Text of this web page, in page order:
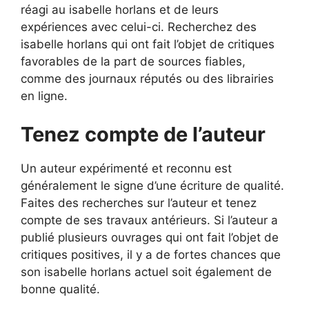
réagi au isabelle horlans et de leurs
expériences avec celui-ci. Recherchez des
isabelle horlans qui ont fait l’objet de critiques
favorables de la part de sources fiables,
comme des journaux réputés ou des librairies
en ligne.
Tenez compte de l’auteur
Un auteur expérimenté et reconnu est
généralement le signe d’une écriture de qualité.
Faites des recherches sur l’auteur et tenez
compte de ses travaux antérieurs. Si l’auteur a
publié plusieurs ouvrages qui ont fait l’objet de
critiques positives, il y a de fortes chances que
son isabelle horlans actuel soit également de
bonne qualité.